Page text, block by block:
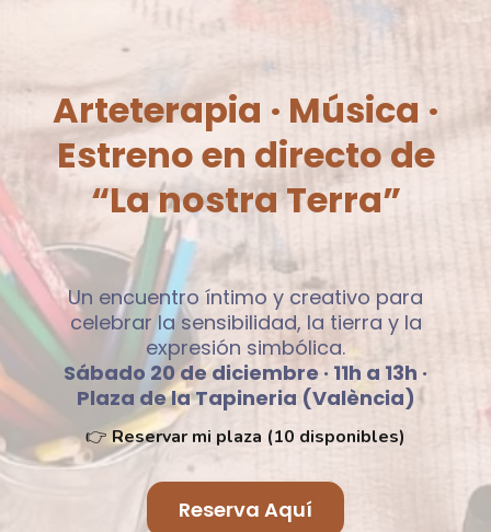
Arteterapia · Música ·
Estreno en directo de
“La nostra Terra”
Un encuentro íntimo y creativo para
celebrar la sensibilidad, la tierra y la
expresión simbólica.
Sábado 20 de diciembre · 11h a 13h ·
Plaza de la Tapineria (València)
👉Reservar mi plaza (10 disponibles)
Reserva Aquí